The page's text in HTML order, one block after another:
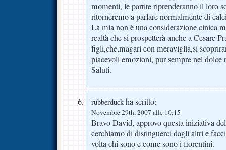
momenti, le partite riprenderanno il loro
ritorneremo a parlare normalmente di
La mia non è una considerazione cinica
realtà che si prospetterà anche a Cesare
figli,che,magari con meraviglia,si
piacevoli emozioni, pur sempre nel
Saluti.
rubberduck ha scritto:
Novembre 29th, 2007 alle 10:15
Bravo David, approvo questa iniziativa
cerchiamo di distinguerci dagli altri e
volta chi sono e come sono i fiorentini.